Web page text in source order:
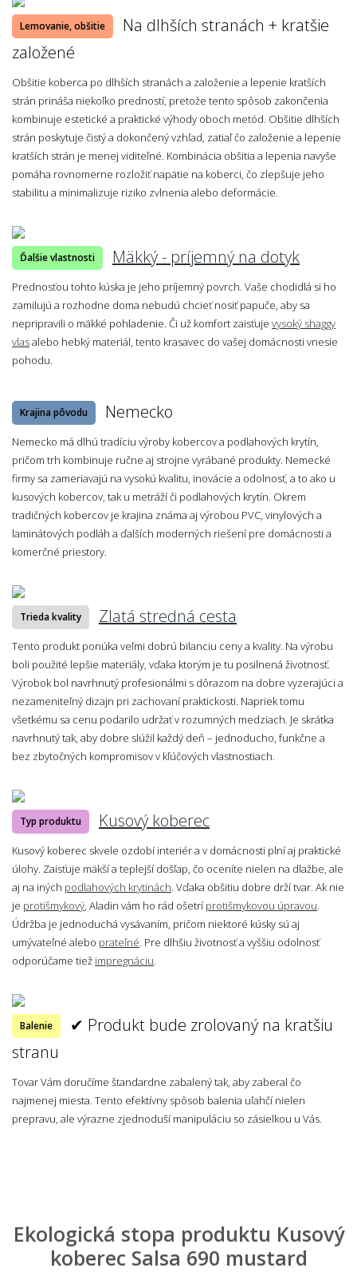
Lemovanie, obšitie
Na dlhších stranách + kratšie
založené
Obšitie koberca po dlhších stranách a založenie a lepenie kratších
strán prináša niekoľko predností, pretože tento spôsob zakončenia
kombinuje estetické a praktické výhody oboch metód. Obšitie dlhších
strán poskytuje čistý a dokončený vzhľad, zatiaľ čo založenie a lepenie
kratších strán je menej viditeľné. Kombinácia obšitia a lepenia navyše
pomáha rovnomerne rozložiť napätie na koberci, čo zlepšuje jeho
stabilitu a minimalizuje riziko zvlnenia alebo deformácie.
Ďalšie vlastnosti Mäkký - príjemný na dotyk
Prednosťou tohto kúska je jeho príjemný povrch. Vaše chodidlá si ho
zamilujú a rozhodne doma nebudú chcieť nosiť papuče, aby sa
nepripravili o mäkké pohladenie. Či už komfort zaisťuje vysoký shaggy
vlasalebo hebký materiál, tento krasavec do vašej domácnosti vnesie
pohodu.
Krajina pôvodu Nemecko
Nemecko má dlhú tradíciu výroby kobercov a podlahových krytín,
pričom trh kombinuje ručne aj strojne vyrábané produkty. Nemecké
firmy sa zameriavajú na vysokú kvalitu, inovácie a odolnosť, a to ako u
kusových kobercov, tak u metráží či podlahových krytín. Okrem
tradičných kobercov je krajina známa aj výrobou PVC, vinylových a
laminátových podláh a ďalších moderných riešení pre domácnosti a
komerčné priestory.
Trieda kvality Zlatá stredná cesta
Tento produkt ponúka veľmi dobrú bilanciu ceny a kvality. Na výrobu
boli použité lepšie materiály, vďaka ktorým je tu posilnená životnosť.
Výrobok bol navrhnutý profesionálmi s dôrazom na dobre vyzerajúci a
nezameniteľný dizajn pri zachovaní praktickosti. Napriek tomu
všetkému sa cenu podarilo udržať v rozumných medziach. Je skrátka
navrhnutý tak, aby dobre slúžil každý deň – jednoducho, funkčne a
bez zbytočných kompromisov v kľúčových vlastnostiach.
Typ produktu Kusový koberec
Kusový koberec skvele ozdobí interiér a v domácnosti plní aj praktické
úlohy. Zaisťuje mäkší a teplejší došľap, čo oceníte nielen na dlažbe, ale
aj na iných podlahových krytinách . Vďaka obšitiu dobre drží tvar. Ak nie
je protišmykový , Aladin vám ho rád ošetríprotišmykovou úpravou
Údržba je jednoduchá vysávaním, pričom niektoré kúsky sú aj
umývateľné alebo prateľné . Pre dlhšiu životnosť a vyššiu odolnosť
odporúčame tiež impregnáciu
Balenie
✔ Produkt bude zrolovaný na kratšiu
stranu
Tovar Vám doručíme štandardne zabalený tak, aby zaberal čo
najmenej miesta. Tento efektívny spôsob balenia uľahčí nielen
prepravu, ale výrazne zjednoduší manipuláciu so zásielkou u Vás.
Ekologická stopa produktu Kusový
koberec Salsa 690 mustard